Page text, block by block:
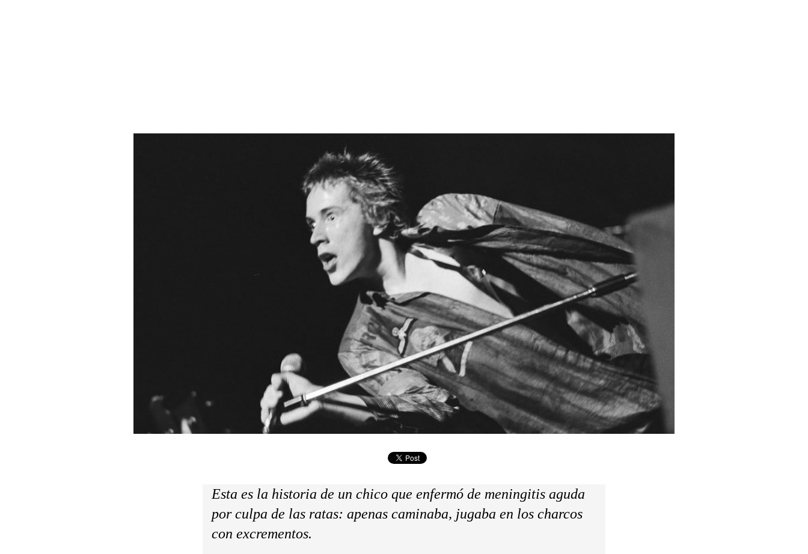
Esta es la historia de un chico que enfermó de meningitis aguda
por culpa de las ratas: apenas caminaba, jugaba en los charcos
con excrementos.